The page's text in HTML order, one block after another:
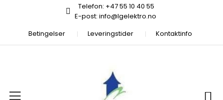
Telefon: +47 55 10 40 55
E-post: info@lgelektro.no
Betingelser
Leveringstider Kontaktinfo